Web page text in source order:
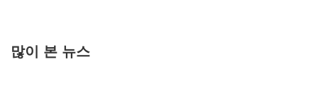
많이 본 뉴스